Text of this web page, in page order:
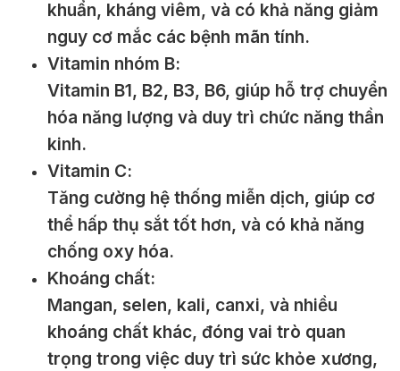
khuẩn, kháng viêm, và có khả năng giảm
nguy cơ mắc các bệnh mãn tính.
Vitamin nhóm B:
Vitamin B1, B2, B3, B6, giúp hỗ trợ chuyển
hóa năng lượng và duy trì chức năng thần
kinh.
Vitamin C:
Tăng cường hệ thống miễn dịch, giúp cơ
thể hấp thụ sắt tốt hơn, và có khả năng
chống oxy hóa.
Khoáng chất:
Mangan, selen, kali, canxi, và nhiều
khoáng chất khác, đóng vai trò quan
trọng trong việc duy trì sức khỏe xương,